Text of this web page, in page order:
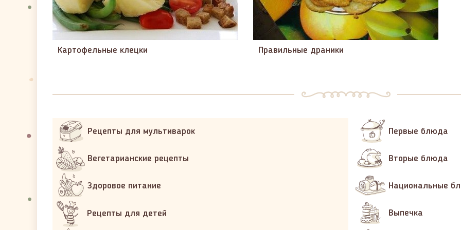
Картофельные клецки Правильные драники
Рецепты для мультиварок
Вегетарианские рецепты
Здоровое питание
Рецепты для детей
Первые блюда
Вторые блюда
Национальные
Выпечка